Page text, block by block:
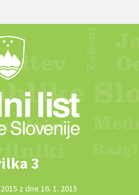
3
z dne 16. 1. 2015